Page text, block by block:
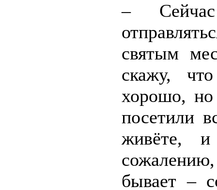
–
святым
скажу,
хорошо, но
посетили
живёте,
бывает –